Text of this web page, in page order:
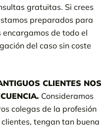
gratuitas. Si crees
preparados para
de todo el
del caso sin coste
CLIENTES NOS
Consideramos
colegas de la profesión
tengan tan buena